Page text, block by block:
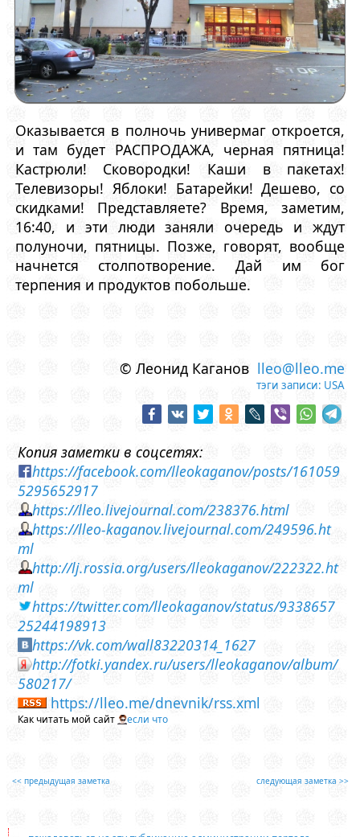
Оказывается в полночь универмаг откроется,
и там будет РАСПРОДАЖА, черная пятница!
Кастрюли! Сковородки! Каши в пакетах!
Телевизоры! Яблоки! Батарейки! Дешево, со
скидками! Представляете? Время, заметим,
16:40, и эти люди заняли очередь и ждут
полуночи, пятницы. Позже, говорят, вообще
начнется столпотворение. Дай им бог
терпения и продуктов побольше.
© Леонид Каганов lleo@lleo.me
тэги записи: USA
Копия заметки в соцсетях:
https://facebook.com/lleokaganov/posts/161059
5295652917
https://lleo.livejournal.com/238376.html
https://lleo-kaganov.livejournal.com/249596.ht
ml
http://lj.rossia.org/users/lleokaganov/222322.ht
ml
https://twitter.com/lleokaganov/status/9338657
25244198913
https://vk.com/wall83220314_1627
http://fotki.yandex.ru/users/lleokaganov/album/
580217/
https://lleo.me/dnevnik/rss.xml
Как читать мой сайт если что
<< предыдущая заметка следующая заметка >>